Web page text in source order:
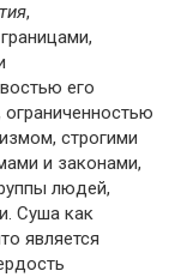
,
его
строгими
и законами,
людей,
Суша как
является